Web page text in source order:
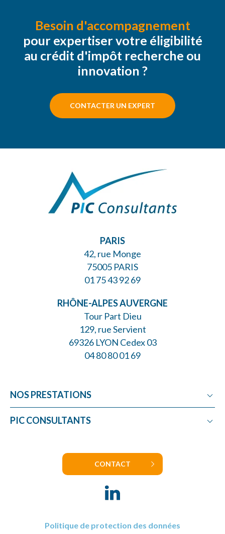
Besoin d'accompagnement
pour expertiser votre éligibilité
au crédit d'impôt recherche ou
innovation ?
CONTACTER UN EXPERT
PARIS
42, rue Monge
75005 PARIS
01 75 43 92 69
RHÔNE-ALPES AUVERGNE
Tour Part Dieu
129, rue Servient
69326 LYON Cedex 03
04 80 80 01 69
NOS PRESTATIONS
Crédit Impôt Recherche
Crédit Impôt Textile
Subvention Recherche
Jeune Entreprise Innovante
PIC CONSULTANTS
Nos engagements
CONTACT
Politique de protection des données